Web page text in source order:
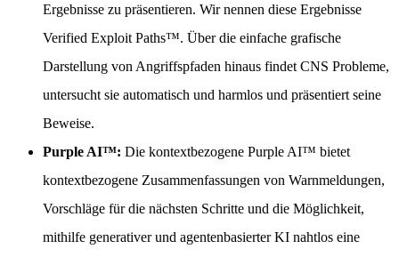
Ergebnisse zu präsentieren. Wir nennen diese Ergebnisse
Verified Exploit Paths™. Über die einfache grafische
Darstellung von Angriffspfaden hinaus findet CNS Probleme,
untersucht sie automatisch und harmlos und präsentiert seine
Beweise.
Purple AI™: Die kontextbezogene Purple AI™ bietet
kontextbezogene Zusammenfassungen von Warnmeldungen,
Vorschläge für die nächsten Schritte und die Möglichkeit,
mithilfe generativer und agentenbasierter KI nahtlos eine